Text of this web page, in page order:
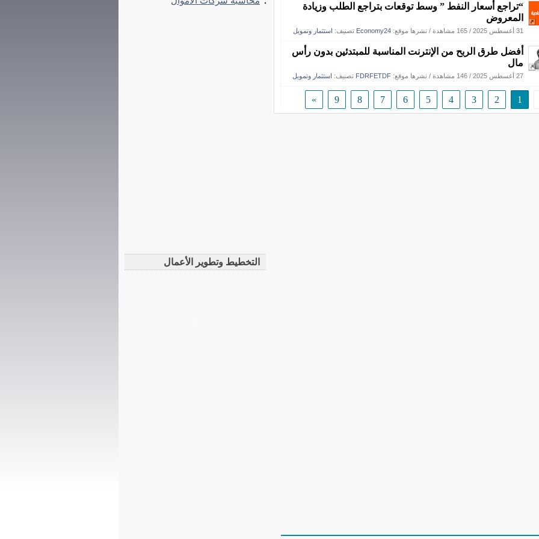
“تراجع أسعار النفط ” وسط توقعات بتراجع الطلب وزيادة
المعروض
31 أغسطس 2025 / 165 مشاهدة / نشرها موقع: Economy24 تصنيف: استثمار وتمويل
أفضل طرق الربح من الإنترنت المناسبة للمبتدئين بدون رأس
مال
27 أغسطس 2025 / 146 مشاهدة / نشرها موقع: FDRFETDF تصنيف: استثمار وتمويل
1
2
3
4
5
6
7
8
9
»
التخطيط وتطوير الأعمال